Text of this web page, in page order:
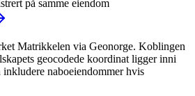
på samme eiendom
Matrikkelen via Geonorge. Koblingen
geocodede koordinat ligger inni
naboeiendommer hvis